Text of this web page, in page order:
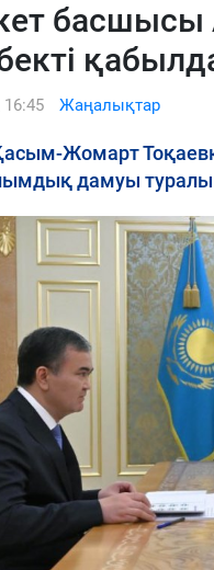
басшысы
16:45 Жаңалықтар
Жомарт
дамуы туралы